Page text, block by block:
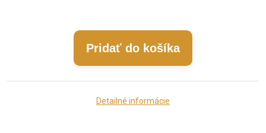
Pridať do košíka
Detailné informácie